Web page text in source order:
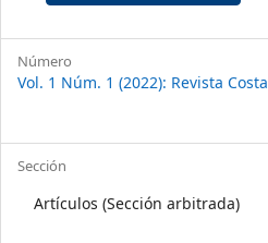
Número
Vol. 1 Núm. 1 (2022): Revista
Sección
Artículos (Sección arbitrada)